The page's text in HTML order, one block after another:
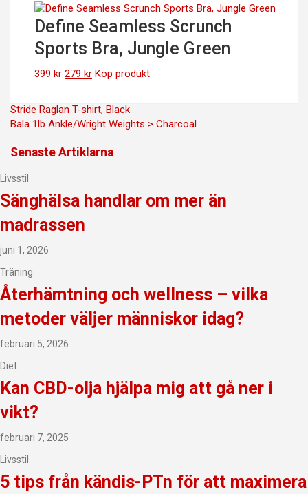
Define Seamless Scrunch
Sports Bra, Jungle Green
399kr Det
priset
var:
399 kr.
279 krDet
priset
är:
279 kr.
Köp produkt
Inläggsnavigering
Stride Raglan T-shirt, Black
Bala 1lb Ankle/Wright Weights > Charcoal
Senaste Artiklarna
Livsstil
Sänghälsa handlar om mer än
madrassen
juni 1, 2026
Träning
Återhämtning och wellness – vilka
metoder väljer människor idag?
februari 5, 2026
Diet
Kan CBD-olja hjälpa mig att gå ner i
vikt?
februari 7, 2025
Livsstil
5 tips från kändis-PTn för att maximera